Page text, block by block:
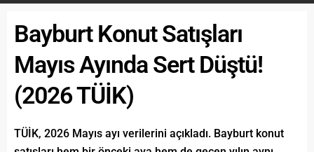
Bayburt Konut Satışları
Mayıs Ayında Sert Düştü!
(2026 TÜİK)
TÜİK, 2026 Mayıs ayı verilerini açıkladı. Bayburt konut